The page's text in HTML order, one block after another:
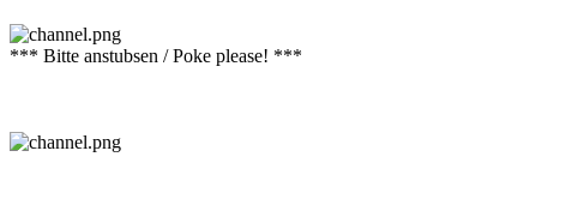
*** Bitte anstubsen / Poke please! ***